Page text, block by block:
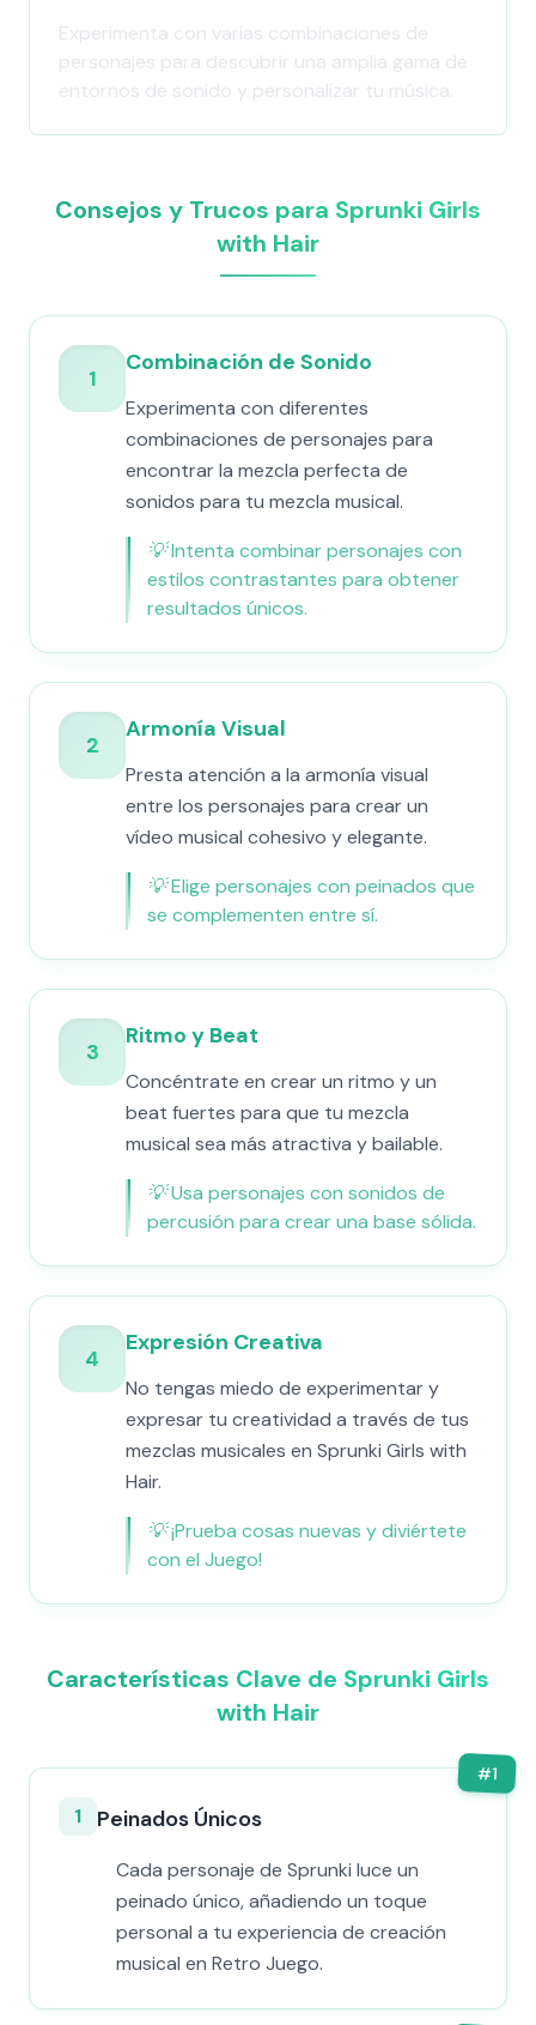
Experimenta con varias combinaciones de
personajes para descubrir una amplia gama de
entornos de sonido y personalizar tu música.
Consejos y Trucos para Sprunki Girls
with Hair
1
Combinación de Sonido
Experimenta con diferentes
combinaciones de personajes para
encontrar la mezcla perfecta de
sonidos para tu mezcla musical.
💡Intenta combinar personajes con
estilos contrastantes para obtener
resultados únicos.
2
Armonía Visual
Presta atención a la armonía visual
entre los personajes para crear un
vídeo musical cohesivo y elegante.
💡Elige personajes con peinados que
se complementen entre sí.
3
Ritmo y Beat
Concéntrate en crear un ritmo y un
beat fuertes para que tu mezcla
musical sea más atractiva y bailable.
💡Usa personajes con sonidos de
percusión para crear una base sólida.
4
Expresión Creativa
No tengas miedo de experimentar y
expresar tu creatividad a través de tus
mezclas musicales en Sprunki Girls with
Hair.
💡¡Prueba cosas nuevas y diviértete
con el Juego!
Características Clave de Sprunki Girls
with Hair
#1
1 Peinados Únicos
Cada personaje de Sprunki luce un
peinado único, añadiendo un toque
personal a tu experiencia de creación
musical en Retro Juego.